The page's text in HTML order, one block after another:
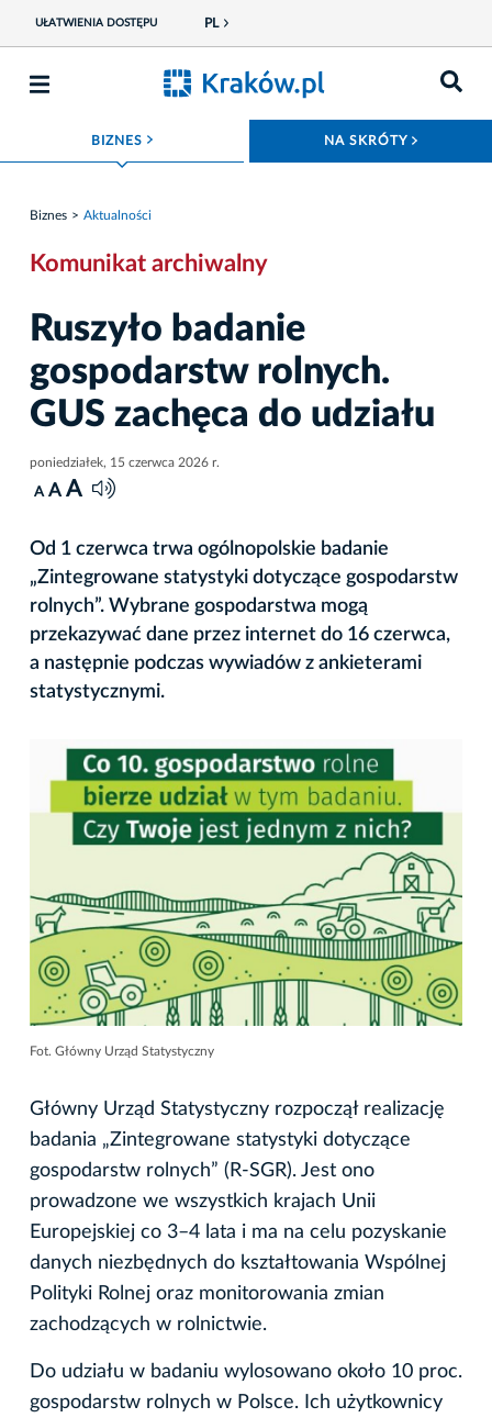
UŁATWIENIA DOSTĘPU PL
BIZNES ROZWIŃ MENU NA SKRÓTY
Biznes Aktualności
Komunikat archiwalny
Ruszyło badanie
gospodarstw rolnych.
GUS zachęca do udziału
poniedziałek, 15 czerwca 2026 r.
A A A
Od 1 czerwca trwa ogólnopolskie badanie
„Zintegrowane statystyki dotyczące gospodarstw
rolnych”. Wybrane gospodarstwa mogą
przekazywać dane przez internet do 16 czerwca,
a następnie podczas wywiadów z ankieterami
statystycznymi.
Fot. Główny Urząd Statystyczny
Główny Urząd Statystyczny rozpoczął realizację
badania „Zintegrowane statystyki dotyczące
gospodarstw rolnych” (R-SGR). Jest ono
prowadzone we wszystkich krajach Unii
Europejskiej co 3–4 lata i ma na celu pozyskanie
danych niezbędnych do kształtowania Wspólnej
Polityki Rolnej oraz monitorowania zmian
zachodzących w rolnictwie.
Do udziału w badaniu wylosowano około 10 proc.
gospodarstw rolnych w Polsce. Ich użytkownicy